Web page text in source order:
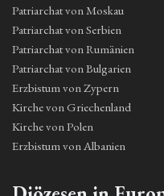
Patriarchat von Moskau
Patriarchat von Serbien
Patriarchat von Rumänien
Patriarchat von Bulgarien
Erzbistum von Zypern
Kirche von Griechenland
Kirche von Polen
Erzbistum von Albanien